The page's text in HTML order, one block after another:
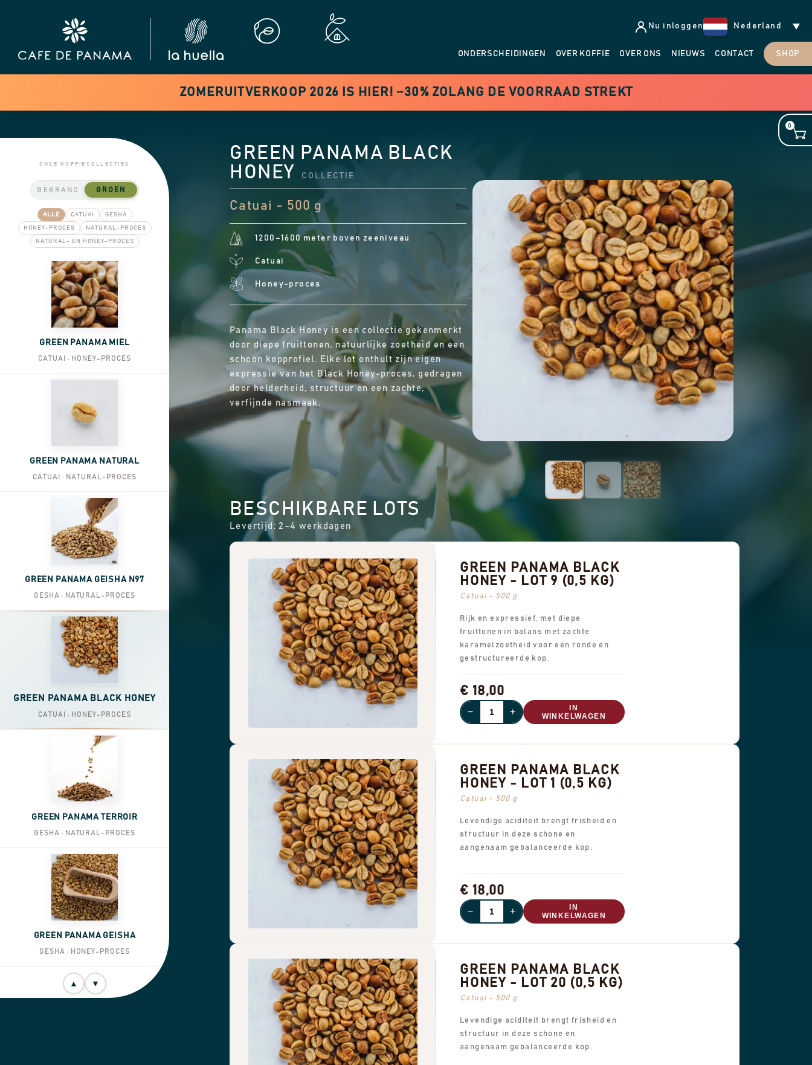
Nu inloggen Nederland
ONDERSCHEIDINGEN OVER KOFFIE OVER ONS NIEUWS CONTACT SHOP
0
ZOMERUITVERKOOP 2026 IS HIER! −30% ZOLANG DE VOORRAAD STREKT
ONZE KOFFIECOLLECTIES
GEBRAND GROEN
ALLE CATUAI GESHA
HONEY-PROCES NATURAL-PROCES
NATURAL- EN HONEY-PROCES
GREEN PANAMA MIEL
CATUAI · HONEY-PROCES
GREEN PANAMA NATURAL
CATUAI · NATURAL-PROCES
GREEN PANAMA GEISHA N97
GESHA · NATURAL-PROCES
GREEN PANAMA BLACK HONEY
CATUAI · HONEY-PROCES
GREEN PANAMA TERROIR
GESHA · NATURAL-PROCES
GREEN PANAMA GEISHA
GESHA · HONEY-PROCES
▲ ▼
GREEN PANAMA BLACK
HONEY
COLLECTIE
Catuai - 500 g
1200–1600 meter boven zeeniveau
Catuai
Honey-proces
Panama Black Honey is een collectie gekenmerkt
door diepe fruittonen, natuurlijke zoetheid en een
schoon kopprofiel. Elke lot onthult zijn eigen
expressie van het Black Honey-proces, gedragen
door helderheid, structuur en een zachte,
verfijnde nasmaak.
BESCHIKBARE LOTS
Levertijd: 2–4 werkdagen
GREEN PANAMA BLACK
HONEY - LOT 9 (0,5 KG)
Catuai - 500 g
Rijk en expressief, met diepe
fruittonen in balans met zachte
karamelzoetheid voor een ronde en
gestructureerde kop.
€ 18,00
− +
IN
WINKELWAGEN
GREEN PANAMA BLACK
HONEY - LOT 1 (0,5 KG)
Catuai - 500 g
Levendige aciditeit brengt frisheid en
structuur in deze schone en
aangenaam gebalanceerde kop.
€ 18,00
− +
IN
WINKELWAGEN
GREEN PANAMA BLACK
HONEY - LOT 20 (0,5 KG)
Catuai - 500 g
Levendige aciditeit brengt frisheid en
structuur in deze schone en
aangenaam gebalanceerde kop.